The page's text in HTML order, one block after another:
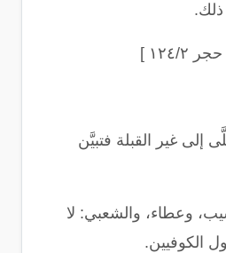
ذلك.
١٢٤/٢ ]
إلى غير القبلة فتبيَّن
وعطاء، والشعبي: لا
الكوفيين.